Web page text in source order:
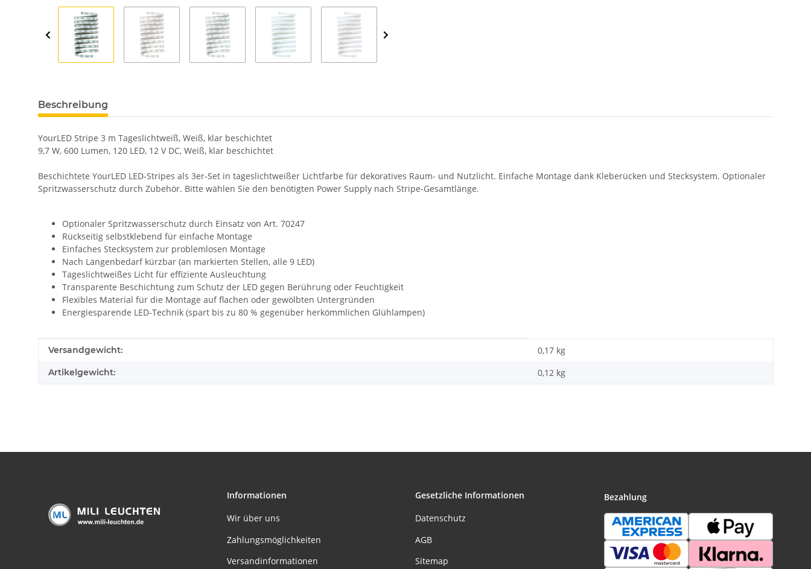
Beschreibung
YourLED Stripe 3 m Tageslichtweiß, Weiß, klar beschichtet
9,7 W, 600 Lumen, 120 LED, 12 V DC, Weiß, klar beschichtet
Beschichtete YourLED LED-Stripes als 3er-Set in tageslichtweißer Lichtfarbe für dekoratives Raum- und Nutzlicht. Einfache Montage dank Kleberücken und Stecksystem. Optionaler
Spritzwasserschutz durch Zubehör. Bitte wählen Sie den benötigten Power Supply nach Stripe-Gesamtlänge.
Optionaler Spritzwasserschutz durch Einsatz von Art. 70247
Rückseitig selbstklebend für einfache Montage
Einfaches Stecksystem zur problemlosen Montage
Nach Längenbedarf kürzbar (an markierten Stellen, alle 9 LED)
Tageslichtweißes Licht für effiziente Ausleuchtung
Transparente Beschichtung zum Schutz der LED gegen Berührung oder Feuchtigkeit
Flexibles Material für die Montage auf flachen oder gewölbten Untergründen
Energiesparende LED-Technik (spart bis zu 80 % gegenüber herkömmlichen Glühlampen)
Produkteigenschaft
Wert
Versandgewicht: 0,17 kg
Artikelgewicht: 0,12 kg
Informationen
Wir über uns
Zahlungsmöglichkeiten
Versandinformationen
Gesetzliche Informationen
Datenschutz
AGB
Sitemap
Bezahlung